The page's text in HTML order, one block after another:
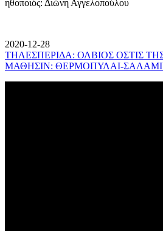
ηθοποιός: Διώνη Αγγελοπούλου
2020-12-28
ΤΗΛΕΣΠΕΡΙΔΑ: ΟΛΒΙΟΣ ΟΣΤΙΣ
ΜΑΘΗΣΙΝ: ΘΕΡΜΟΠΥΛΑΙ-